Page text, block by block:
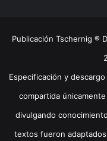
Publicación Tschernig ®
Especificación y
compartida
divulgando
textos fueron